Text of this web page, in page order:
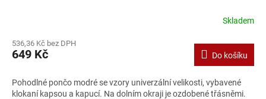
Skladem
536,36 Kč bez DPH
649 Kč Do košíku
Pohodlné pončo modré se vzory univerzální velikosti, vybavené
klokaní kapsou a kapucí. Na dolním okraji je ozdobené třásněmi.